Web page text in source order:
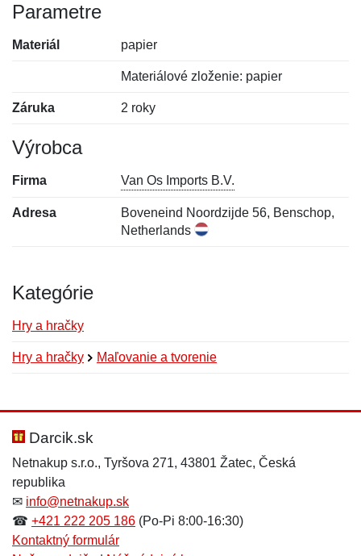
Parametre
Materiál papier
Materiálové zloženie: papier
Záruka 2 roky
Výrobca
Firma Van Os Imports B.V.
Adresa
Boveneind Noordzijde 56, Benschop,
Netherlands
Kategórie
Hry a hračky
Hry a hračky Maľovanie a tvorenie
Hodnotenie:
Meno:*
Meno:
E-mail:*
Darcik.sk
Netnakup s.r.o., Tyršova 271, 43801 Žatec, Česká
republika
✉ info@netnakup.sk
☎ +421 222 205 186 (Po-Pi 8:00-16:30)
Kontaktný formulár